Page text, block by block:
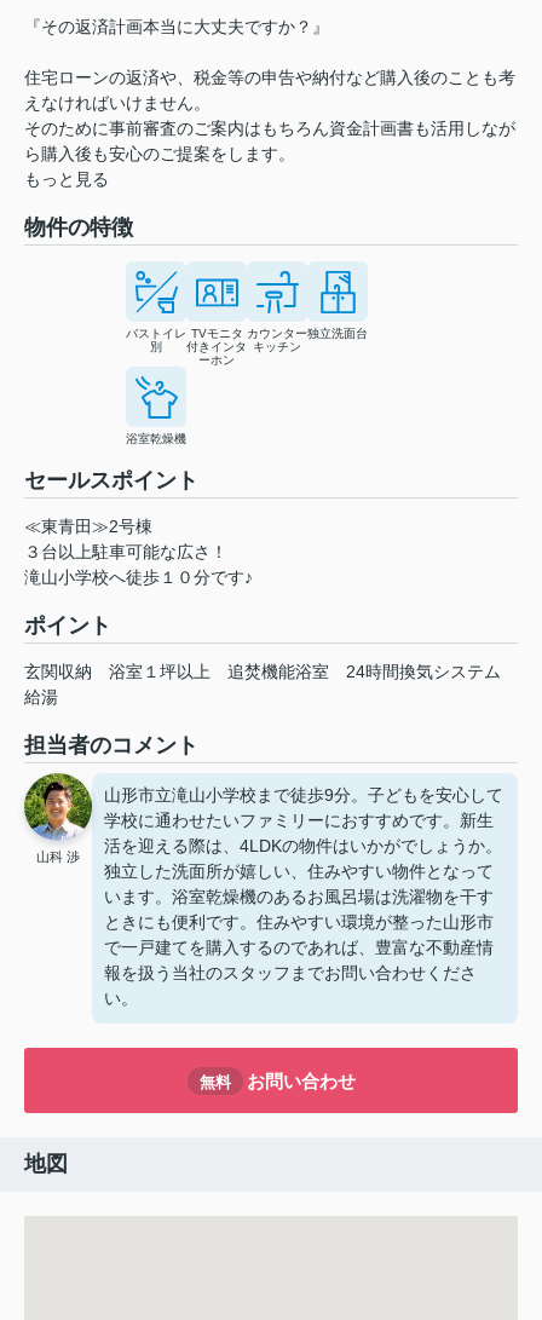
『その返済計画本当に大丈夫ですか？』
住宅ローンの返済や、税金等の申告や納付など購入後のことも考
えなければいけません。
そのために事前審査のご案内はもちろん資金計画書も活用しなが
ら購入後も安心のご提案をします。
もっと見る
物件の特徴
バストイレ
別
TVモニタ
付きインタ
ーホン
カウンター
キッチン
独立洗面台
浴室乾燥機
セールスポイント
≪東青田≫2号棟
３台以上駐車可能な広さ！
滝山小学校へ徒歩１０分です♪
ポイント
玄関収納 浴室１坪以上 追焚機能浴室
24時間換気システム
給湯
担当者のコメント
山科 渉
山形市立滝山小学校まで徒歩9分。子どもを安心して
学校に通わせたいファミリーにおすすめです。新生
活を迎える際は、4LDKの物件はいかがでしょうか。
独立した洗面所が嬉しい、住みやすい物件となって
います。浴室乾燥機のあるお風呂場は洗濯物を干す
ときにも便利です。住みやすい環境が整った山形市
で一戸建てを購入するのであれば、豊富な不動産情
報を扱う当社のスタッフまでお問い合わせくださ
い。
無料 お問い合わせ
地図